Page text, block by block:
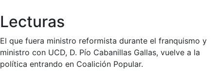
Lecturas
El que fuera ministro reformista durante el franquismo y
ministro con UCD, D. Pío Cabanillas Gallas, vuelve a la
política entrando en Coalición Popular.